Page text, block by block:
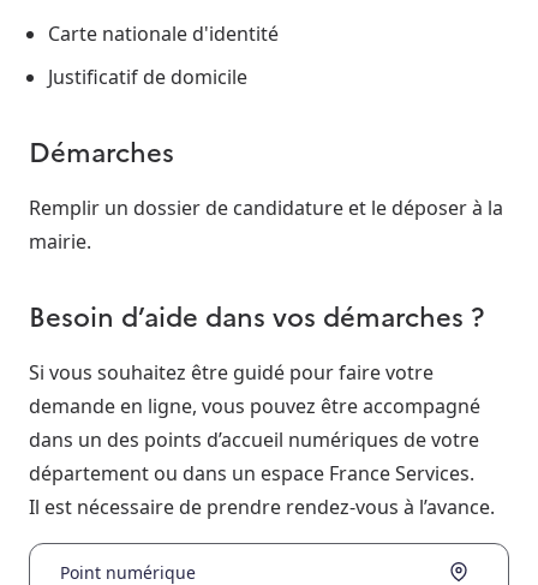
Carte nationale d'identité
Justificatif de domicile
Démarches
Remplir un dossier de candidature et le déposer à la
mairie.
Besoin d’aide dans vos démarches ?
Si vous souhaitez être guidé pour faire votre
demande en ligne, vous pouvez être accompagné
dans un des points d’accueil numériques de votre
département ou dans un espace France Services.
Il est nécessaire de prendre rendez-vous à l’avance.
Point numérique